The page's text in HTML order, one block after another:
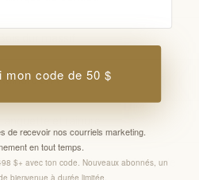
Rainure en V
durci aux UV à l'oxyde
mon code de 50 $
de recevoir nos courriels marketing.
en tout temps.
$+ avec ton code. Nouveaux abonnés, un